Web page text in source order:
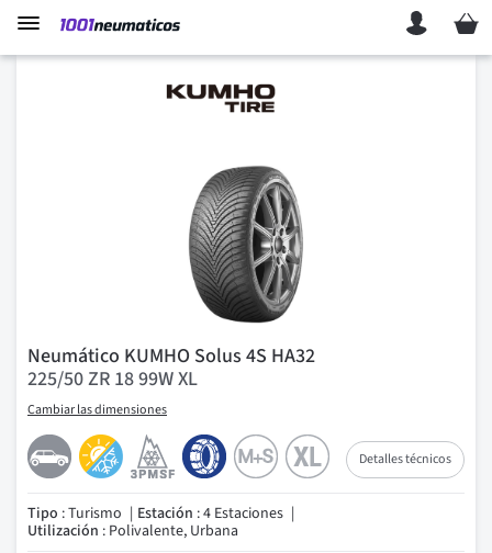
Mi
Neumático KUMHO Solus 4S HA32
225/50 ZR 18 99W XL
Cambiar las dimensiones
Detalles técnicos
Tipo : Turismo Estación : 4 Estaciones
Utilización : Polivalente, Urbana